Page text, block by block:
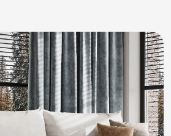
с независимыми пружинами
Кокосовые матрасы
Высокие матрасы